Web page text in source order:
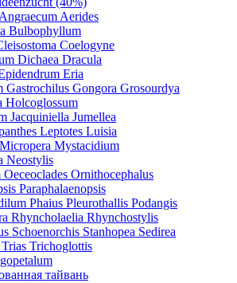
Aerides
Bulbophyllum
Coelogyne
Dichaea Dracula
Eria
Gastrochilus Gongora Grosourdya
Holcoglossum
Jacquiniella Jumellea
Leptotes Luisia
Mystacidium
Neostylis
Ornithocephalus
Paraphalaenopsis
Phaius Pleurothallis Podangis
Rhyncholaelia Rhynchostylis
Schoenorchis Stanhopea Sedirea
Trichoglottis
тайвань